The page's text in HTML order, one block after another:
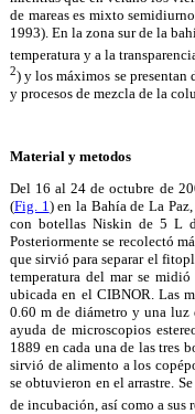
de mareas es mixto
1993). En la zona sur de la
temperatura y a la
2) y los máximos se presentan
y procesos de mezcla de la
Material y metodos
Del 16 al 24 de octubre de
(Fig. 1) en la Bahía de La
con botellas Niskin de 5 L
Posteriormente se recolectó
que sirvió para separar el
temperatura del mar se
ubicada en el CIBNOR. Las
0.60 m de diámetro y una
ayuda de microscopios
1889 en cada una de las tres
sirvió de alimento a los
se obtuvieron en el arrastre.
de incubación, así como a sus